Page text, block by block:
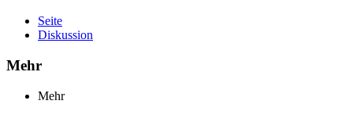
Seite
Diskussion
Mehr
Mehr